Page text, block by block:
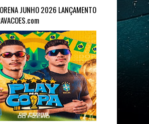
JUNHO 2026 LANÇAMENTO